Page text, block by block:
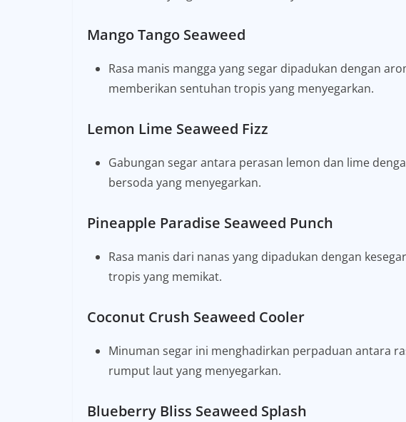
Mango Tango Seaweed
Rasa manis mangga yang segar dipadukan dengan
memberikan sentuhan tropis yang menyegarkan.
Lemon Lime Seaweed Fizz
Gabungan segar antara perasan lemon dan lime
bersoda yang menyegarkan.
Pineapple Paradise Seaweed Punch
Rasa manis dari nanas yang dipadukan dengan
tropis yang memikat.
Coconut Crush Seaweed Cooler
Minuman segar ini menghadirkan perpaduan antara
rumput laut yang menyegarkan.
Blueberry Bliss Seaweed Splash